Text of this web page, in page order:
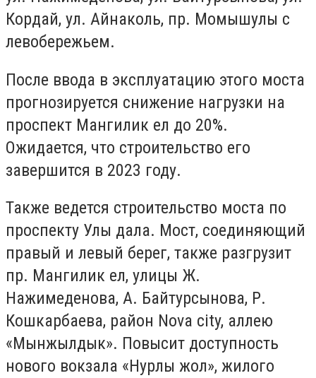
Кордай, ул. Айнаколь, пр. Момышулы с
левобережьем.
После ввода в эксплуатацию этого моста
прогнозируется снижение нагрузки на
проспект Мангилик ел до 20%.
Ожидается, что строительство его
завершится в 2023 году.
Также ведется строительство моста по
проспекту Улы дала. Мост, соединяющий
правый и левый берег, также разгрузит
пр. Мангилик ел, улицы Ж.
Нажимеденова, А. Байтурсынова, Р.
Кошкарбаева, район Nova city, аллею
«Мынжылдык». Повысит доступность
нового вокзала «Нурлы жол», жилого